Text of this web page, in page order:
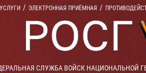
ЭЛЕКТРОННАЯ ПРИЁМНАЯ
СЛУЖБА ВОЙСК НАЦИОНАЛЬНОЙ